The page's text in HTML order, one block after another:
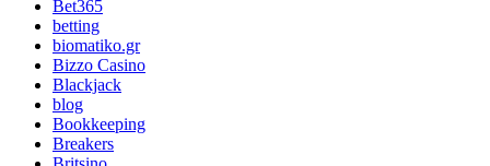
Bet365
betting
biomatiko.gr
Bizzo Casino
Blackjack
blog
Bookkeeping
Breakers